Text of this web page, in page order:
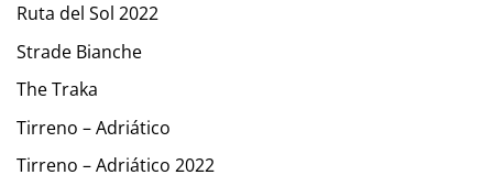
Ruta del Sol 2022
Strade Bianche
The Traka
Tirreno – Adriático
Tirreno – Adriático 2022